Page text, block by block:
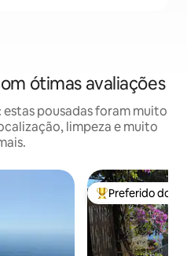
ótimas avaliações
pousadas foram muito
limpeza e muito
Entre os
Preferido dos